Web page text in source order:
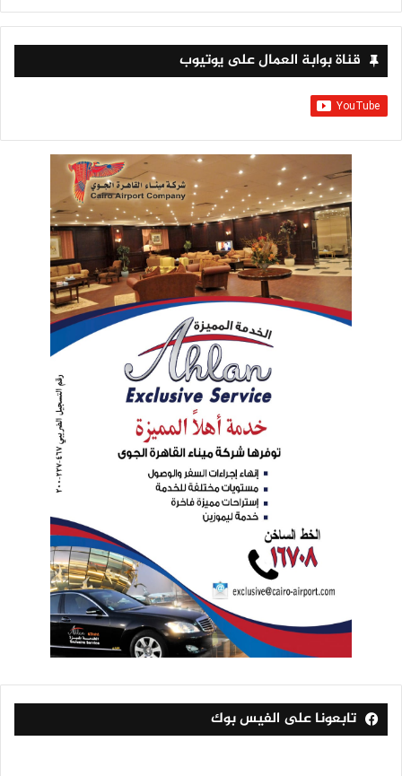
قناة بوابة العمال على يوتيوب
تابعونا على الفيس بوك